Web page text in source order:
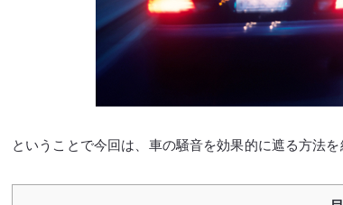
ということで今回は、車の騒音を効果的に遮る方法を